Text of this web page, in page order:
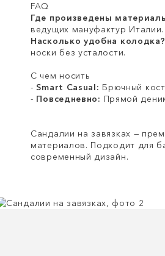
FAQ
Где произведены
ведущих мануфактур Италии.
Насколько удобна колодка?
носки без усталости.
С чем носить
-Smart Casual: Брючный
- Повседневно: Прямой
Сандалии на завязках —
материалов. Подходит для
современный дизайн.